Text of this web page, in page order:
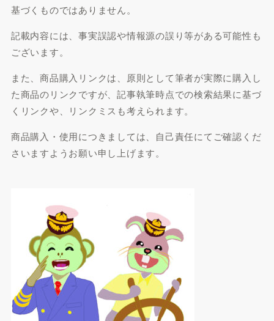
基づくものではありません。
記載内容には、事実誤認や情報源の誤り等がある可能性も
ございます。
また、商品購入リンクは、原則として筆者が実際に購入し
た商品のリンクですが、記事執筆時点での検索結果に基づ
くリンクや、リンクミスも考えられます。
商品購入・使用につきましては、自己責任にてご確認くだ
さいますようお願い申し上げます。